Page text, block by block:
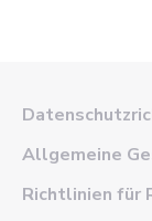
Allgemeine
Richtlinien für